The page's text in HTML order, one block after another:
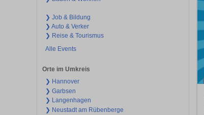
❯ Job & Bildung
❯ Auto & Verker
❯ Reise & Tourismus
Alle Events
Orte im Umkreis
❯ Hannover
❯ Garbsen
❯ Langenhagen
❯ Neustadt am Rübenberge